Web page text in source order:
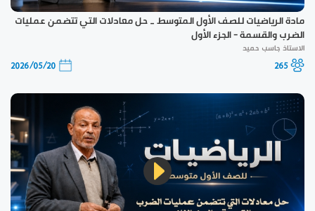
مادة الرياضيات للصف الأول المتوسط _ حل معادلات التي تتضمن عمليات
الضرب والقسمة - الجزء الأول
الاستاذ جاسب حميد
265
2026/05/20